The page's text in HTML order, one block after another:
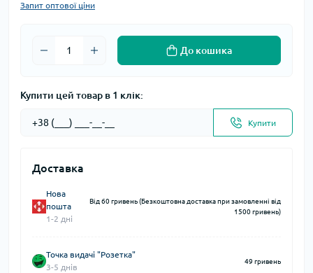
Запит оптової ціни
До кошика
Купити цей товар в 1 клік:
Купити
Доставка
Нова
пошта
1-2 дні
Від 60 гривень (Безкоштовна доставка при замовленні від
1500 гривень)
Точка видачі "Розетка"
3-5 днів
49 гривень